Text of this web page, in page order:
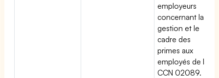
employeurs
concernant la
gestion et le
cadre des
primes aux
employés de la
CCN 02089.